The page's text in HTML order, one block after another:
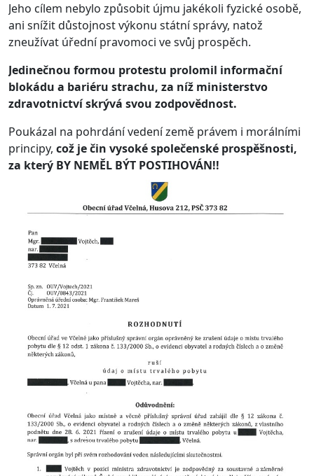
Jeho cílem nebylo způsobit újmu jakékoli fyzické osobě,
ani snížit důstojnost výkonu státní správy, natož
zneužívat úřední pravomoci ve svůj prospěch.
Jedinečnou formou protestu prolomil informační
blokádu a bariéru strachu, za níž ministerstvo
zdravotnictví skrývá svou zodpovědnost.
Poukázal na pohrdání vedení země právem i morálními
principy, což je čin vysoké společenské prospěšnosti,
za který BY NEMĚL BÝT POSTIHOVÁN!!